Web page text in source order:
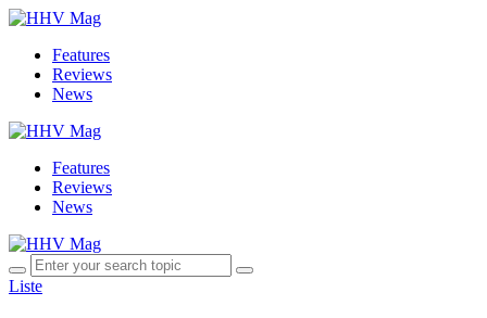
Features
Reviews
News
Features
Reviews
News
Liste